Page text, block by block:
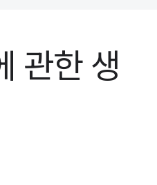
관한 생